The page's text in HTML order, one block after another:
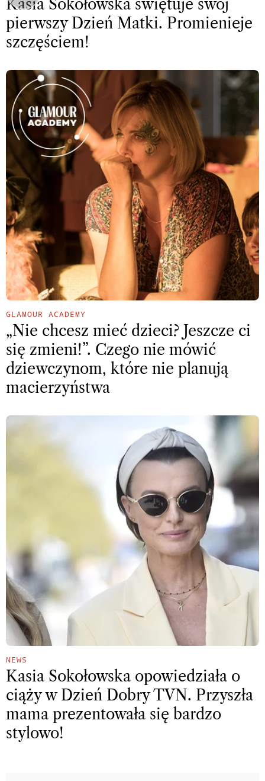
Kasia Sokołowska świętuje swój
pierwszy Dzień Matki. Promienieje
szczęściem!
GLAMOUR ACADEMY
„Nie chcesz mieć dzieci? Jeszcze ci
się zmieni!”. Czego nie mówić
dziewczynom, które nie planują
macierzyństwa
NEWS
Kasia Sokołowska opowiedziała o
ciąży w Dzień Dobry TVN. Przyszła
mama prezentowała się bardzo
stylowo!